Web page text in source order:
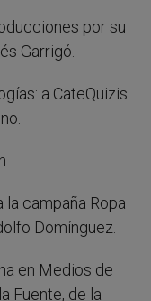
por su
Garrigó.
a CateQuizis
la campaña Ropa
Domínguez.
en Medios de
Fuente, de la